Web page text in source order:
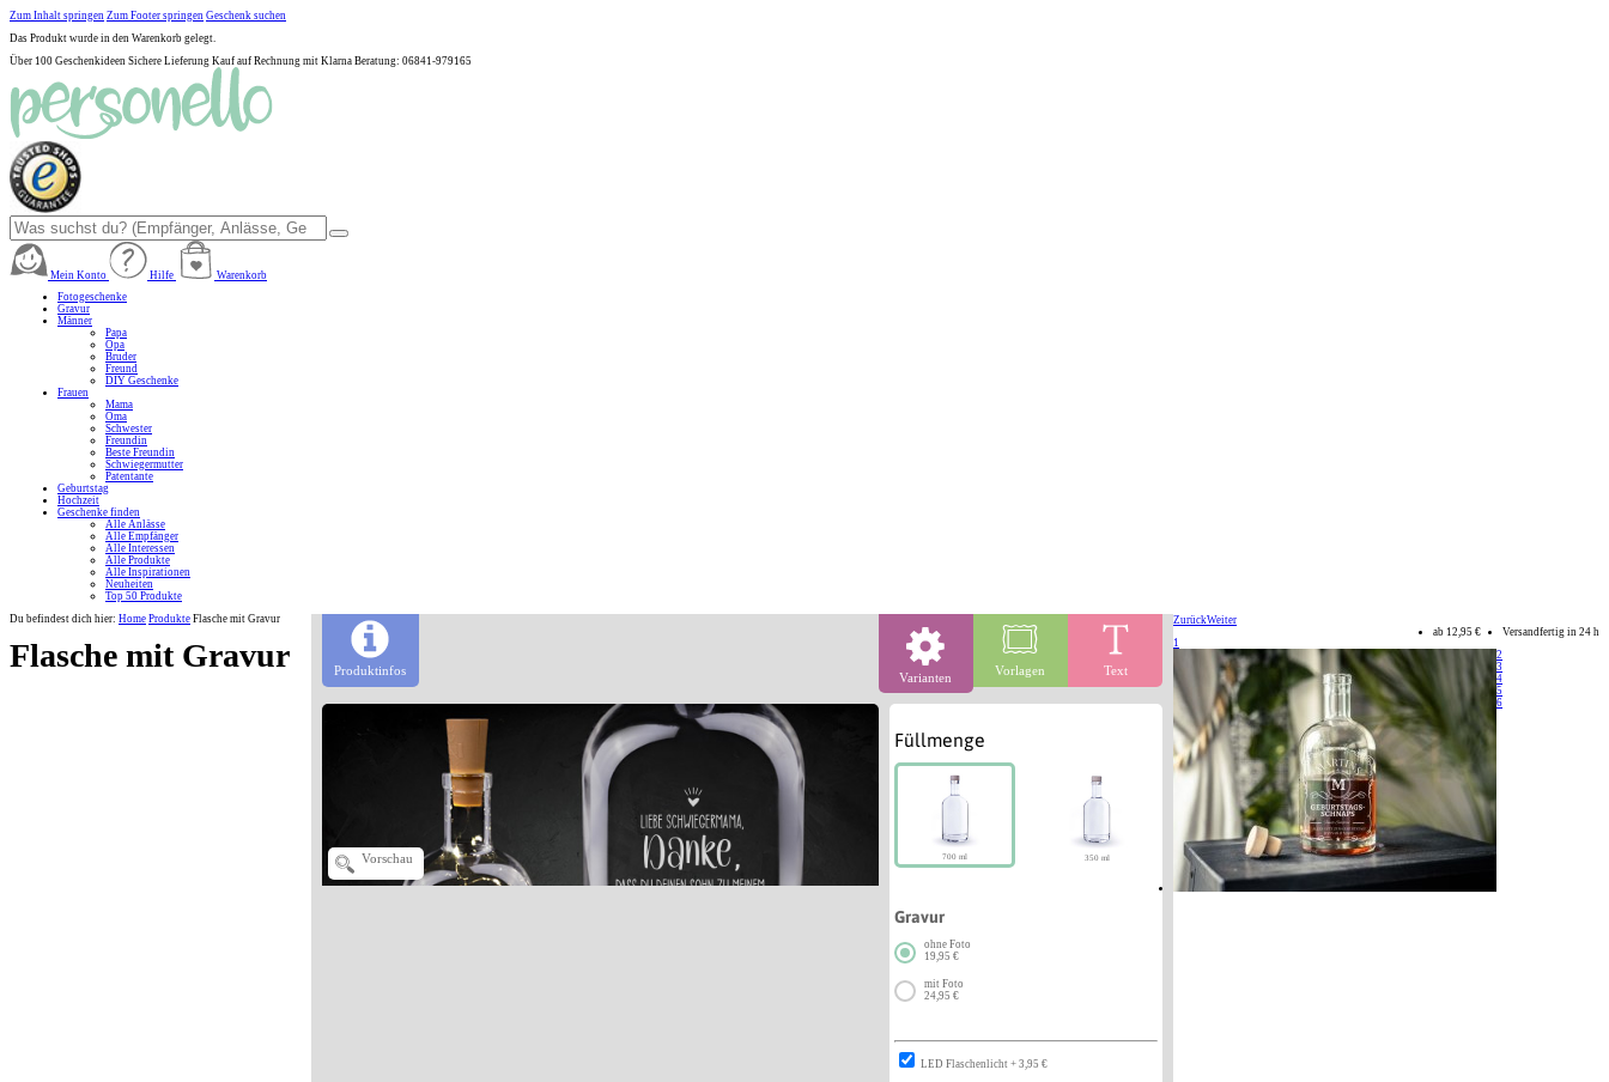
Zum Inhalt springen Zum Footer springen Geschenk suchen
Das Produkt wurde in den Warenkorb gelegt.
Über 100 Geschenkideen Sichere Lieferung Kauf auf Rechnung mit Klarna Beratung: 06841-979165
Mein Konto Hilfe
Warenkorb
Fotogeschenke
Gravur
Männer
Papa
Opa
Bruder
Freund
DIY Geschenke
Frauen
Mama
Oma
Schwester
Freundin
Beste Freundin
Schwiegermutter
Patentante
Geburtstag
Hochzeit
Geschenke finden
Alle Anlässe
Alle Empfänger
Alle Interessen
Alle Produkte
Alle Inspirationen
Neuheiten
Top 50 Produkte
Du befindest dich hier: Home Produkte Flasche mit Gravur
Flasche mit Gravur
ab 12,95 € Versandfertig in 24 h
Produktinfos Varianten Vorlagen Text
Vorschau
Füllmenge
700 ml 350 ml
Gravur
ohne Foto
19,95 €
mit Foto
24,95 €
LED Flaschenlicht + 3,95 €
ZurückWeiter
1
2
3
4
5
6